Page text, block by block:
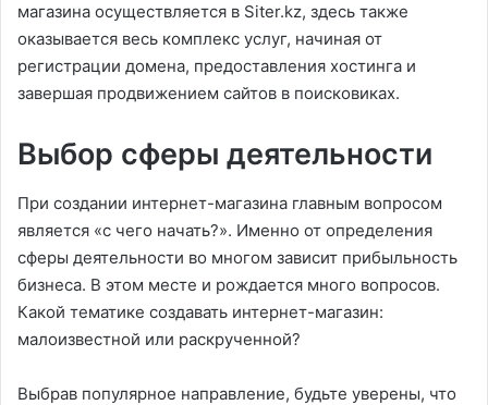
магазина осуществляется в Siter.kz, здесь также
оказывается весь комплекс услуг, начиная от
регистрации домена, предоставления хостинга и
завершая продвижением сайтов в поисковиках.
Выбор сферы деятельности
При создании интернет-магазина главным вопросом
является «с чего начать?». Именно от определения
сферы деятельности во многом зависит прибыльность
бизнеса. В этом месте и рождается много вопросов.
Какой тематике создавать интернет-магазин:
малоизвестной или раскрученной?
Выбрав популярное направление, будьте уверены, что